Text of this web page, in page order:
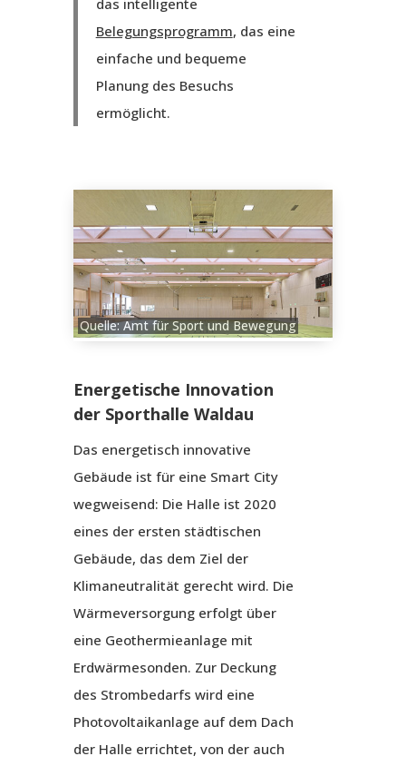
Belegungsprogramm, das eine
einfache und bequeme
Planung des Besuchs
ermöglicht.
Quelle: Amt für Sport und Bewegung
Energetische Innovation
der Sporthalle Waldau
Das energetisch innovative
Gebäude ist für eine Smart City
wegweisend: Die Halle ist 2020
eines der ersten städtischen
Gebäude, das dem Ziel der
Klimaneutralität gerecht wird. Die
Wärmeversorgung erfolgt über
eine Geothermieanlage mit
Erdwärmesonden. Zur Deckung
des Strombedarfs wird eine
Photovoltaikanlage auf dem Dach
der Halle errichtet, von der auch